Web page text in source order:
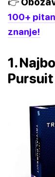
100+
znanje!
1.